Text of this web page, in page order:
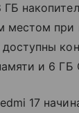
ГБ
местом при
и 6 ГБ
17